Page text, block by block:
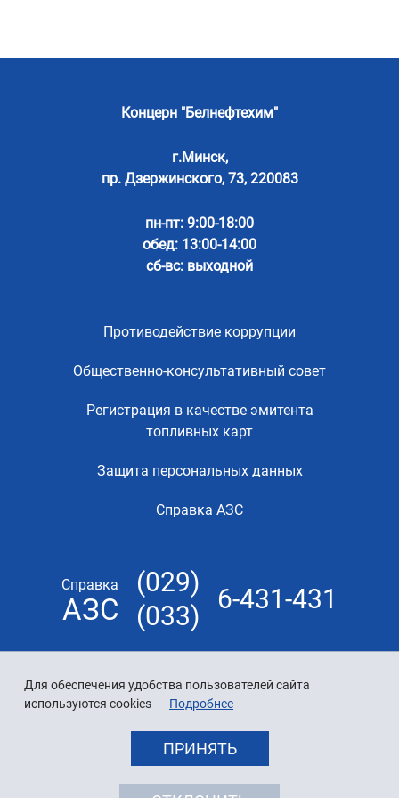
Для обеспечения удобства пользователей сайта
используются cookies
Подробнее
ПРИНЯТЬ
Концерн "Белнефтехим"
г.Минск,
пр. Дзержинского, 73, 220083
пн-пт: 9:00-18:00
обед: 13:00-14:00
сб-вс: выходной
Противодействие коррупции
Общественно-консультативный совет
Регистрация в качестве эмитента
топливных карт
Защита персональных данных
Справка АЗС
Справка
АЗС
(029)
(033)
6-431-431